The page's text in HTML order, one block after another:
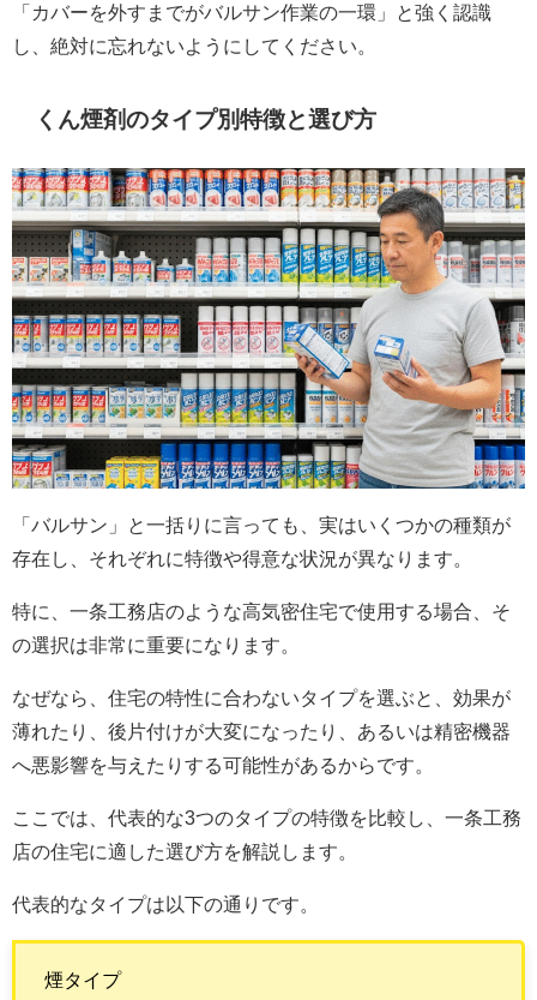
「カバーを外すまでがバルサン作業の一環」と強く認識
し、絶対に忘れないようにしてください。
くん煙剤のタイプ別特徴と選び方
「バルサン」と一括りに言っても、実はいくつかの種類が
存在し、それぞれに特徴や得意な状況が異なります。
特に、一条工務店のような高気密住宅で使用する場合、そ
の選択は非常に重要になります。
なぜなら、住宅の特性に合わないタイプを選ぶと、効果が
薄れたり、後片付けが大変になったり、あるいは精密機器
へ悪影響を与えたりする可能性があるからです。
ここでは、代表的な3つのタイプの特徴を比較し、一条工務
店の住宅に適した選び方を解説します。
代表的なタイプは以下の通りです。
煙タイプ